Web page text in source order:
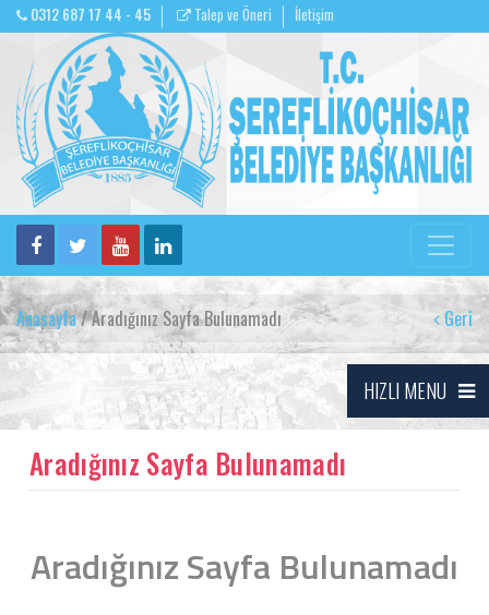
0312 687 17 44 - 45 Talep ve Öneri İletişim
Anasayfa/ Aradığınız Sayfa Bulunamadı Geri
HIZLI MENU
Aradığınız Sayfa Bulunamadı
Aradığınız Sayfa Bulunamadı